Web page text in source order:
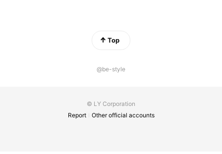
Top
@be-style
© LY Corporation
Report
Other official accounts